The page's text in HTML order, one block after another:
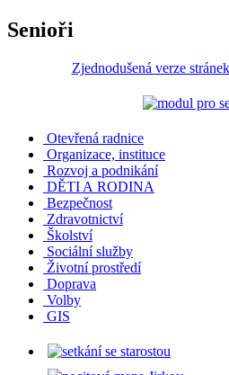
Senioři
Zjednodušená verze
Otevřená radnice
Organizace, instituce
Rozvoj a podnikání
DĚTI A RODINA
Bezpečnost
Zdravotnictví
Školství
Sociální služby
Životní prostředí
Doprava
Volby
GIS